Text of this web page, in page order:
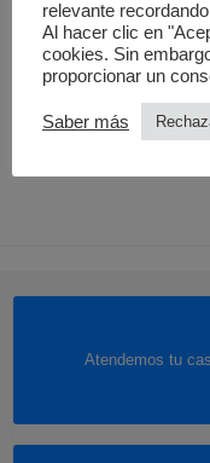
Añadir al carrito
Seminograma en
Atendemos tu
relevante
Al hacer clic en
cookies. Sin
proporcionar un
Saber más